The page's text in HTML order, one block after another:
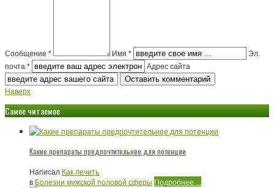
Сообщение * Имя *
Эл.
почта *
Адрес сайта
Наверх
Самое читаемое
Какие препараты предпочтительнее для потенции
Написал Как лечить
в Болезни мужской половой сферы Подробнее ...